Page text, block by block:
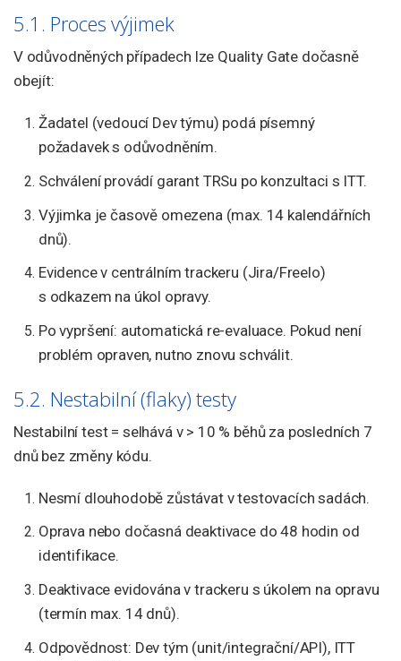
5.1. Proces výjimek
V odůvodněných případech lze Quality Gate dočasně
obejít:
Žadatel (vedoucí Dev týmu) podá písemný
požadavek s odůvodněním.
Schválení provádí garant TRSu po konzultaci s ITT.
Výjimka je časově omezena (max. 14 kalendářních
dnů).
Evidence v centrálním trackeru (Jira/Freelo)
s odkazem na úkol opravy.
Po vypršení: automatická re-evaluace. Pokud není
problém opraven, nutno znovu schválit.
5.2. Nestabilní (flaky) testy
Nestabilní test = selhává v > 10 % běhů za posledních 7
dnů bez změny kódu.
Nesmí dlouhodobě zůstávat v testovacích sadách.
Oprava nebo dočasná deaktivace do 48 hodin od
identifikace.
Deaktivace evidována v trackeru s úkolem na opravu
(termín max. 14 dnů).
Odpovědnost: Dev tým (unit/integrační/API), ITT